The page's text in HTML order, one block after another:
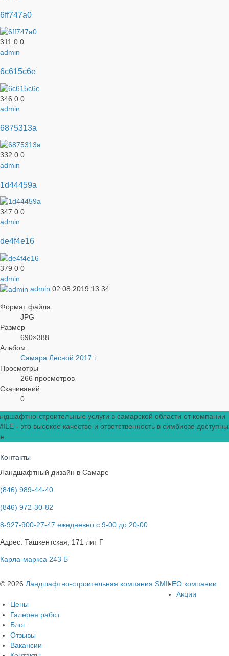
6ff747a0
311 0 0
admin
6c615c6e
346 0 0
admin
6875313a
332 0 0
admin
1d44459a
347 0 0
admin
de4f4e16
379 0 0
admin
admin 02.08.2019 13:34
Формат файла
JPG
Размер
690×388
Альбом
Самара Лесной 2017 г.
Просмотры
266 просмотров
Скачиваний
0
строительные услуги в самарской области от компании
- это высокое качество и ответственность в симбиозе
Контакты
Ландшафтный дизайн в Самаре
(846) 989-44-40
(846) 972-30-82
8-927-900-27-47 ежедневно с 9-00 до 20-00
Адрес: Ташкентская, 171 лит Г
Карла-маркса 243 Б
© 2026 Ландшафтно-строительная компания SMILEО компании
Акции
Цены
Галерея работ
Блог
Отзывы
Вакансии